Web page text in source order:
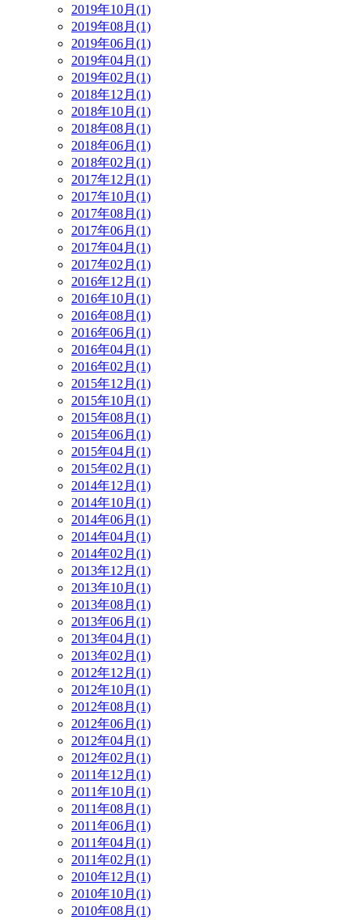
2019年10月(1)
2019年08月(1)
2019年06月(1)
2019年04月(1)
2019年02月(1)
2018年12月(1)
2018年10月(1)
2018年08月(1)
2018年06月(1)
2018年02月(1)
2017年12月(1)
2017年10月(1)
2017年08月(1)
2017年06月(1)
2017年04月(1)
2017年02月(1)
2016年12月(1)
2016年10月(1)
2016年08月(1)
2016年06月(1)
2016年04月(1)
2016年02月(1)
2015年12月(1)
2015年10月(1)
2015年08月(1)
2015年06月(1)
2015年04月(1)
2015年02月(1)
2014年12月(1)
2014年10月(1)
2014年06月(1)
2014年04月(1)
2014年02月(1)
2013年12月(1)
2013年10月(1)
2013年08月(1)
2013年06月(1)
2013年04月(1)
2013年02月(1)
2012年12月(1)
2012年10月(1)
2012年08月(1)
2012年06月(1)
2012年04月(1)
2012年02月(1)
2011年12月(1)
2011年10月(1)
2011年08月(1)
2011年06月(1)
2011年04月(1)
2011年02月(1)
2010年12月(1)
2010年10月(1)
2010年08月(1)